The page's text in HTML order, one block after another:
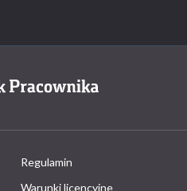
Regulamin
Warunki licencyjne